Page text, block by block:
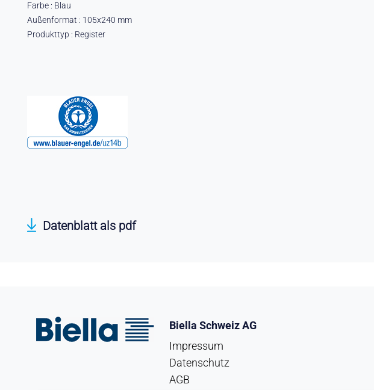
Farbe : Blau
Außenformat : 105x240 mm
Produkttyp : Register
Datenblatt als pdf
Biella Schweiz AG
Impressum
Datenschutz
AGB